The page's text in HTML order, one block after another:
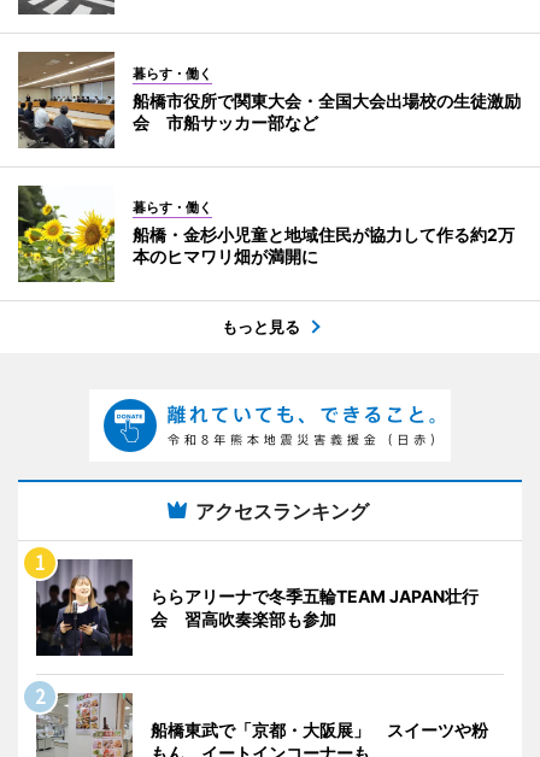
暮らす・働く
船橋市役所で関東大会・全国大会出場校の生徒激励
会 市船サッカー部など
暮らす・働く
船橋・金杉小児童と地域住民が協力して作る約2万
本のヒマワリ畑が満開に
もっと見る
アクセスランキング
ららアリーナで冬季五輪TEAM JAPAN壮行
会 習高吹奏楽部も参加
船橋東武で「京都・大阪展」 スイーツや粉
もん、イートインコーナーも